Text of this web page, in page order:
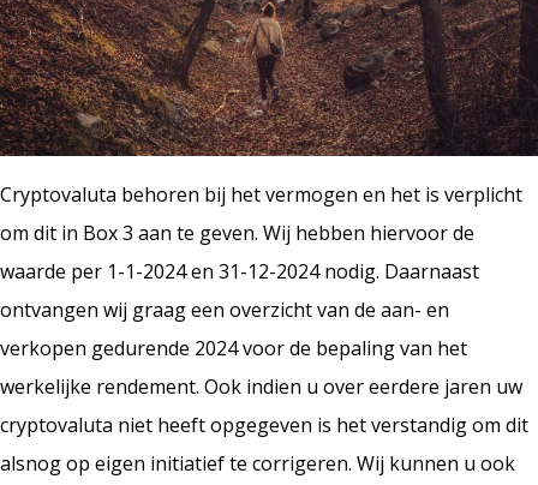
Cryptovaluta behoren bij het vermogen en het is verplicht
om dit in Box 3 aan te geven. Wij hebben hiervoor de
waarde per 1-1-2024 en 31-12-2024 nodig. Daarnaast
ontvangen wij graag een overzicht van de aan- en
verkopen gedurende 2024 voor de bepaling van het
werkelijke rendement. Ook indien u over eerdere jaren uw
cryptovaluta niet heeft opgegeven is het verstandig om dit
alsnog op eigen initiatief te corrigeren. Wij kunnen u ook